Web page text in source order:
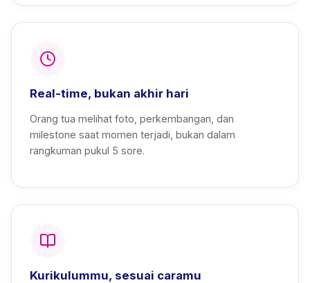
Real-time, bukan akhir hari
Orang tua melihat foto, perkembangan, dan
milestone saat momen terjadi, bukan dalam
rangkuman pukul 5 sore.
Kurikulummu, sesuai caramu